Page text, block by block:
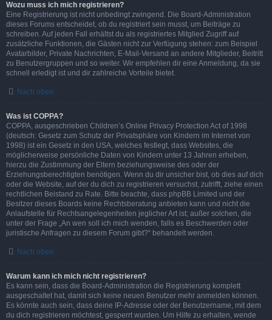
Wozu muss ich mich registrieren?
Eine Registrierung ist nicht unbedingt zwingend. Die Board-Administration
dieses Forums entscheidet, ob du registriert sein musst, um Beiträge zu
schreiben. Auf jeden Fall erhältst du als registriertes Mitglied Zugriff auf
zusätzliche Funktionen, die Gästen nicht zur Verfügung stehen: zum Beispiel
Avatarbilder, Private Nachrichten, E-Mail-Versand an andere Mitglieder, Beitritt
zu Benutzergruppen und so weiter. Wir empfehlen dir eine Anmeldung, da sie
schnell erledigt ist und dir zahlreiche Vorteile bietet.
Nach oben
Was ist COPPA?
COPPA, ausgeschrieben Children’s Online Privacy Protection Act of 1998
(deutsch: Gesetz zum Schutz der Privatsphäre von Kindern im Internet von
1998) ist ein Gesetz in den USA, welches festlegt, dass Websites, die
möglicherweise persönliche Daten von Kindern unter 13 Jahren erheben,
hierzu die Zustimmung der Eltern beziehungsweise des oder der
Erziehungsberechtigten benötigen. Wenn du dir unsicher bist, ob dies auf dich
oder die Website, auf der du dich zu registrieren versuchst, zutrifft, ziehe einen
rechtlichen Beistand zu Rate. Bitte beachte, dass phpBB Limited und der
Besitzer dieses Boards keine Rechtsberatung anbieten kann und nicht die
Anlaufstelle für Rechtsangelegenheiten jeglicher Art ist; außer solchen, die
unter der Frage „An wen soll ich mich wenden, falls es Beschwerden oder
juristische Anfragen zu diesem Forum gibt?“ behandelt werden.
Nach oben
Warum kann ich mich nicht registrieren?
Es kann sein, dass die Board-Administration die Registrierung komplett
ausgeschaltet hat, damit sich keine neuen Benutzer mehr anmelden können.
Es könnte auch sein, dass deine IP-Adresse oder der Benutzername, mit dem
du dich registrieren möchtest, gesperrt wurden. Um Hilfe zu erhalten, wende